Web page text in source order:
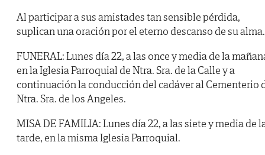
Al participar a sus amistades tan sensible pérdida,
suplican una oración por el eterno descanso de su alma.
FUNERAL: Lunes día 22, a las once y media de la
en la Iglesia Parroquial de Ntra. Sra. de la Calle y a
continuación la conducción del cadáver al Cementerio
Ntra. Sra. de los Angeles.
MISA DE FAMILIA: Lunes día 22, a las siete y media de
tarde, en la misma Iglesia Parroquial.